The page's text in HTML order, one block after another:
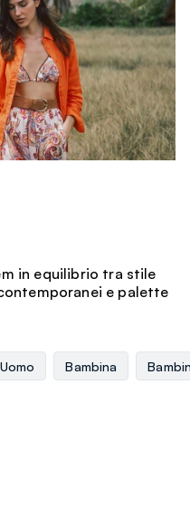
in equilibrio tra stile
e palette
Uomo Bambina